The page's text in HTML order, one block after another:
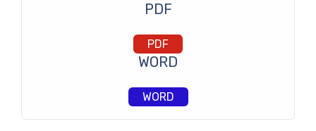
PDF
PDF
WORD
WORD